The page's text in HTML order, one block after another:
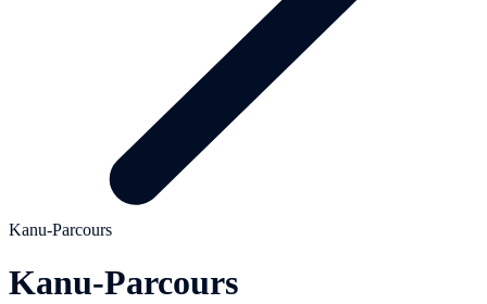
Kanu-Parcours
Kanu-Parcours